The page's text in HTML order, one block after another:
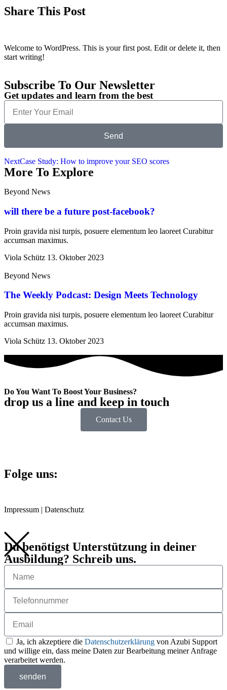
Share This Post
Welcome to WordPress. This is your first post. Edit or delete it, then
start writing!
Subscribe To Our Newsletter
Get updates and learn from the best
Send
NextCase Study: How to improve your SEO scores
More To Explore
Beyond News
will there be a future post-facebook?
Proin gravida nisi turpis, posuere elementum leo laoreet Curabitur
accumsan maximus.
Viola Schütz 13. Oktober 2023
Beyond News
The Weekly Podcast: Design Meets Technology
Proin gravida nisi turpis, posuere elementum leo laoreet Curabitur
accumsan maximus.
Viola Schütz 13. Oktober 2023
Do You Want To Boost Your Business?
drop us a line and keep in touch
Contact Us
Folge uns:
Impressum | Datenschutz
Du benötigst Unterstützung in deiner
Ausbildung? Schreib uns.
Ja, ich akzeptiere die Datenschutzerklärung von Azubi Support
und willige ein, dass meine Daten zur Bearbeitung meiner Anfrage
verarbeitet werden.
senden